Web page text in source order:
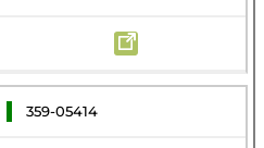
359-05414